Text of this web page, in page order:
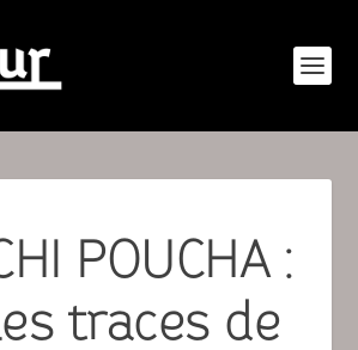
POUCHA :
traces de